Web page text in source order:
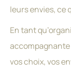
leurs envies, ce
En tant
vos choix, vos